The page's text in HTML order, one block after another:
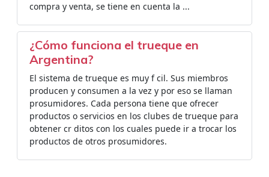
compra y venta, se tiene en cuenta la ...
¿Cómo funciona el trueque en
Argentina?
El sistema de trueque es muy f cil. Sus miembros
producen y consumen a la vez y por eso se llaman
prosumidores. Cada persona tiene que ofrecer
productos o servicios en los clubes de trueque para
obtener cr ditos con los cuales puede ir a trocar los
productos de otros prosumidores.